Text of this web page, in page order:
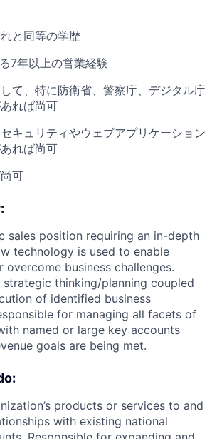
と同等の学歴
7年以上の営業経験
て、特に防衛省、警察庁、デジタル庁
れば尚可
キュリティやウェブアプリケーション
れば尚可
可
sales position requiring an in-depth
technology is used to enable
overcome business challenges.
strategic thinking/planning coupled
of identified business
for managing all facets of
named or large key accounts
goals are being met.
products or services to and
with existing national